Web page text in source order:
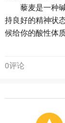
藜麦是一种
持良好的精神状
候给你的酸性体
0评论